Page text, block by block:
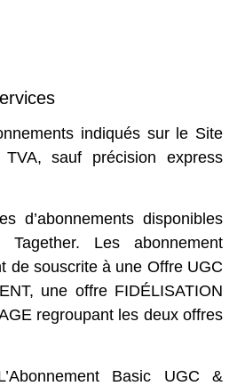
indiqués sur le Site
sauf précision express
d’abonnements disponibles
Les abonnement
de souscrite à une Offre UGC
une offre FIDÉLISATION
regroupant les deux offres
Basic UGC &